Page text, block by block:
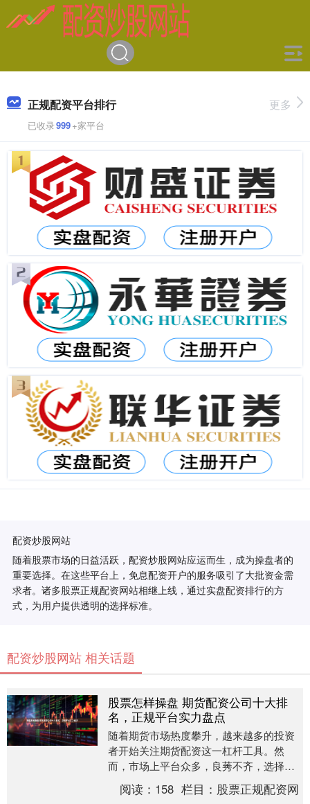
正规配资平台排行
已收录999+家平台
更多
配资炒股网站
随着股票市场的日益活跃，配资炒股网站应运而生，成为操盘者的
重要选择。在这些平台上，免息配资开户的服务吸引了大批资金需
求者。诸多股票正规配资网站相继上线，通过实盘配资排行的方
式，为用户提供透明的选择标准。
配资炒股网站 相关话题
股票怎样操盘 期货配资公司十大排
名，正规平台实力盘点
随着期货市场热度攀升，越来越多的投资
者开始关注期货配资这一杠杆工具。然
而，市场上平台众多，良莠不齐，选择一
家正规、实力雄厚的配资公司至关重要。
本文旨在为您盘点当....
阅读： 158 栏目： 股票正规配资网